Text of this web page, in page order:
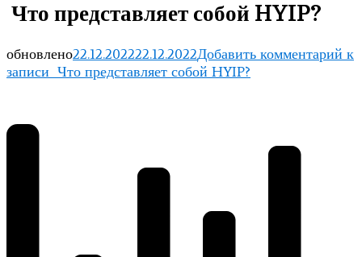
Что представляет собой HYIP?
обновлено22.12.202222.12.2022Добавить комментарий к
записи Что представляет собой HYIP?